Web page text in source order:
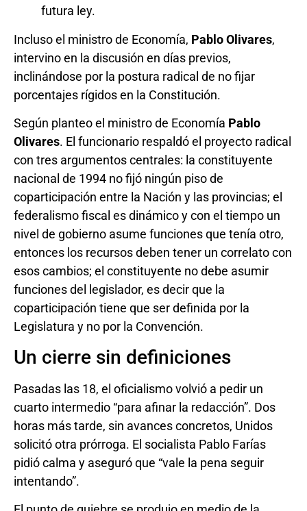
futura ley.
Incluso el ministro de Economía, Pablo Olivares,
intervino en la discusión en días previos,
inclinándose por la postura radical de no fijar
porcentajes rígidos en la Constitución.
Según planteo el ministro de Economía Pablo
Olivares. El funcionario respaldó el proyecto radical
con tres argumentos centrales: la constituyente
nacional de 1994 no fijó ningún piso de
coparticipación entre la Nación y las provincias; el
federalismo fiscal es dinámico y con el tiempo un
nivel de gobierno asume funciones que tenía otro,
entonces los recursos deben tener un correlato con
esos cambios; el constituyente no debe asumir
funciones del legislador, es decir que la
coparticipación tiene que ser definida por la
Legislatura y no por la Convención.
Un cierre sin definiciones
Pasadas las 18, el oficialismo volvió a pedir un
cuarto intermedio “para afinar la redacción”. Dos
horas más tarde, sin avances concretos, Unidos
solicitó otra prórroga. El socialista Pablo Farías
pidió calma y aseguró que “vale la pena seguir
intentando”.